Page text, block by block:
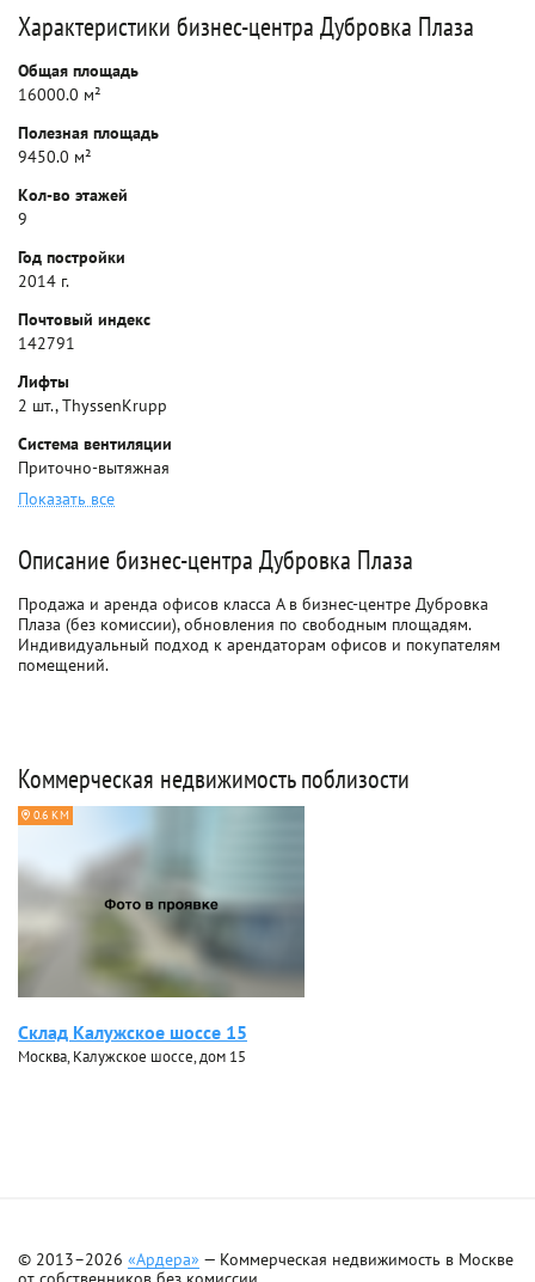
Характеристики бизнес-центра Дубровка Плаза
Общая площадь
16000.0 м²
Полезная площадь
9450.0 м²
Кол-во этажей
9
Год постройки
2014 г.
Почтовый индекс
142791
Лифты
2 шт., ThyssenKrupp
Система вентиляции
Приточно-вытяжная
Показать все
Описание бизнес-центра Дубровка Плаза
Продажа и аренда офисов класса A в бизнес-центре Дубровка
Плаза (без комиссии), обновления по свободным площадям.
Индивидуальный подход к арендаторам офисов и покупателям
помещений.
Коммерческая недвижимость поблизости
0.6 КМ
Склад Калужское шоссе 15
Москва, Калужское шоссе, дом 15
© 2013–2026 «Ардера» — Коммерческая недвижимость в Москве